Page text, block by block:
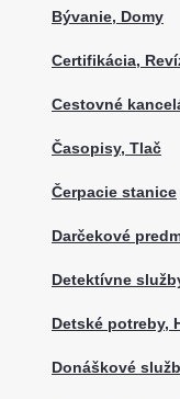
Bývanie, Domy
Certifikácia,
Cestovné
Časopisy, Tlač
Čerpacie stanice
Darčekové
Detektívne
Detské potreby,
Donáškové